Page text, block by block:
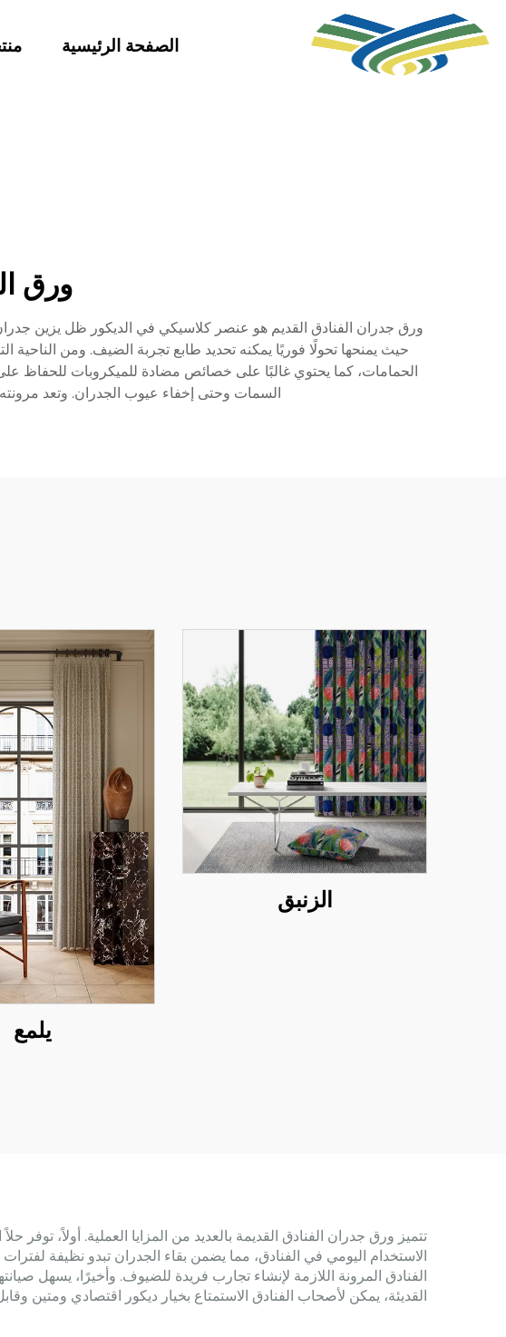
الصفحة الرئيسية
ورق
ورق جدران الفنادق القديم هو عنصر كلاسيكي في الديكور ظل يزين
حيث يمنحها تحولًا فوريًا يمكنه تحديد طابع تجربة الضيف. ومن
الحمامات، كما يحتوي غالبًا على خصائص مضادة للميكروبات للحفاظ
السمات وحتى إخفاء عيوب الجدران. وتعد مرونته
الزنبق
يلمع
تتميز ورق جدران الفنادق القديمة بالعديد من المزايا العملية. أولاً،
الاستخدام اليومي في الفنادق، مما يضمن بقاء الجدران تبدو نظيفة
الفنادق المرونة اللازمة لإنشاء تجارب فريدة للضيوف. وأخيرًا، يسهل
القديئة، يمكن لأصحاب الفنادق الاستمتاع بخيار ديكور اقتصادي ومتين